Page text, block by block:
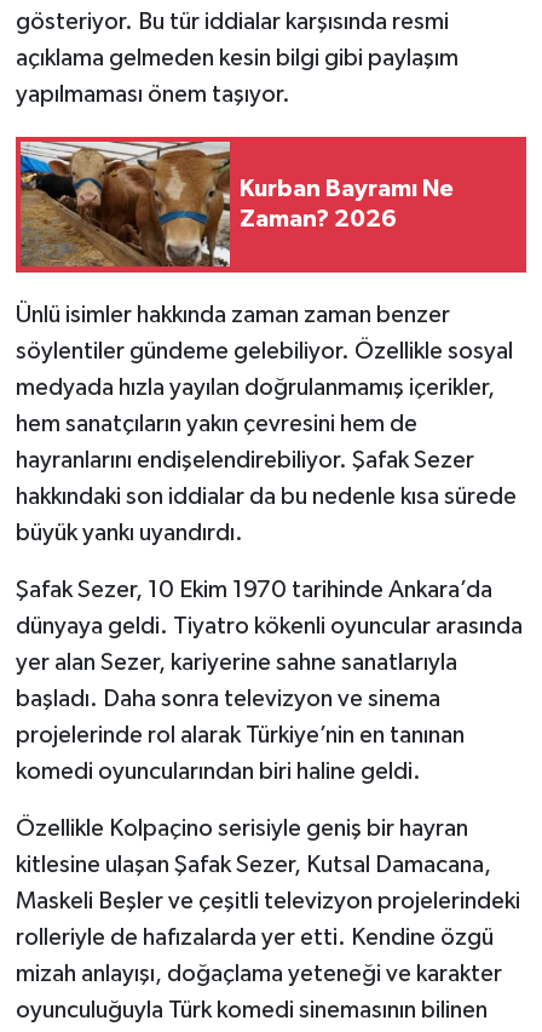
gösteriyor. Bu tür iddialar karşısında resmi
açıklama gelmeden kesin bilgi gibi paylaşım
yapılmaması önem taşıyor.
Kurban Bayramı Ne
Zaman? 2026
Ünlü isimler hakkında zaman zaman benzer
söylentiler gündeme gelebiliyor. Özellikle sosyal
medyada hızla yayılan doğrulanmamış içerikler,
hem sanatçıların yakın çevresini hem de
hayranlarını endişelendirebiliyor. Şafak Sezer
hakkındaki son iddialar da bu nedenle kısa sürede
büyük yankı uyandırdı.
Şafak Sezer, 10 Ekim 1970 tarihinde Ankara’da
dünyaya geldi. Tiyatro kökenli oyuncular arasında
yer alan Sezer, kariyerine sahne sanatlarıyla
başladı. Daha sonra televizyon ve sinema
projelerinde rol alarak Türkiye’nin en tanınan
komedi oyuncularından biri haline geldi.
Özellikle Kolpaçino serisiyle geniş bir hayran
kitlesine ulaşan Şafak Sezer, Kutsal Damacana,
Maskeli Beşler ve çeşitli televizyon projelerindeki
rolleriyle de hafızalarda yer etti. Kendine özgü
mizah anlayışı, doğaçlama yeteneği ve karakter
oyunculuğuyla Türk komedi sinemasının bilinen